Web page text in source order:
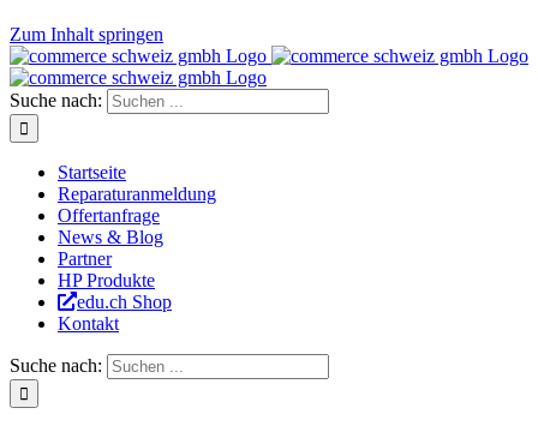
Zum Inhalt springen
Suche nach:
Startseite
Reparaturanmeldung
Offertanfrage
News & Blog
Partner
HP Produkte
edu.ch Shop
Kontakt
Suche nach: